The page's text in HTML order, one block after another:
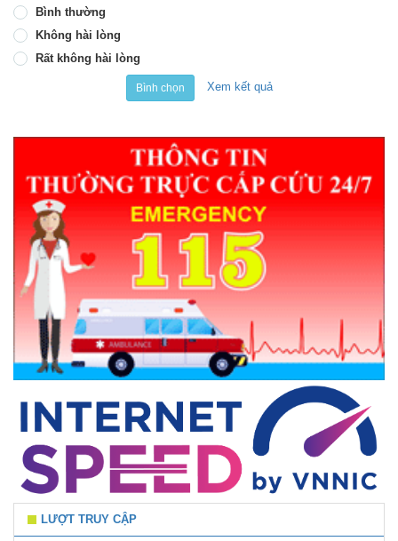
Bình thường
Không hài lòng
Rất không hài lòng
Bình chọn Xem kết quả
LƯỢT TRUY CẬP